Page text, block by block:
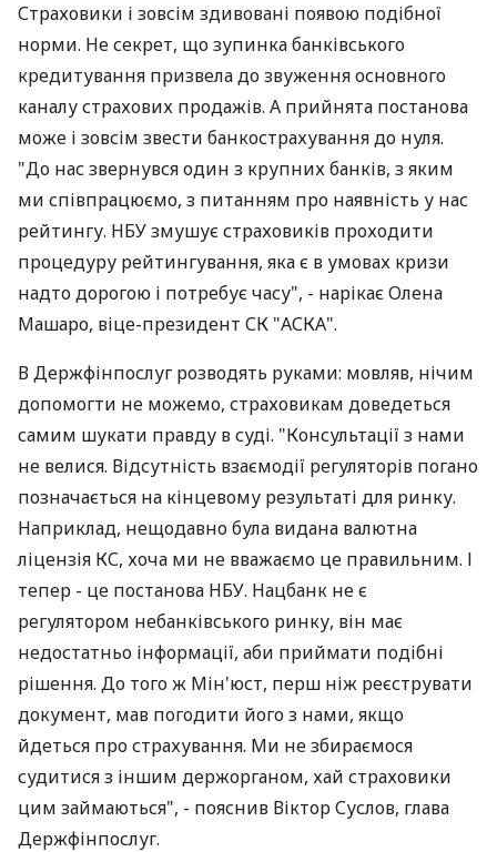
Страховики і зовсім здивовані появою подібної
норми. Не секрет, що зупинка банківського
кредитування призвела до звуження основного
каналу страхових продажів. А прийнята постанова
може і зовсім звести банкострахування до нуля.
"До нас звернувся один з крупних банків, з яким
ми співпрацюємо, з питанням про наявність у нас
рейтингу. НБУ змушує страховиків проходити
процедуру рейтингування, яка є в умовах кризи
надто дорогою і потребує часу", - нарікає Олена
Машаро, віце-президент СК "АСКА".
В Держфінпослуг розводять руками: мовляв, нічим
допомогти не можемо, страховикам доведеться
самим шукати правду в суді. "Консультації з нами
не велися. Відсутність взаємодії регуляторів погано
позначається на кінцевому результаті для ринку.
Наприклад, нещодавно була видана валютна
ліцензія КС, хоча ми не вважаємо це правильним. І
тепер - це постанова НБУ. Нацбанк не є
регулятором небанківського ринку, він має
недостатньо інформації, аби приймати подібні
рішення. До того ж Мін'юст, перш ніж реєструвати
документ, мав погодити його з нами, якщо
йдеться про страхування. Ми не збираємося
судитися з іншим держорганом, хай страховики
цим займаються", - пояснив Віктор Суслов, глава
Держфінпослуг.